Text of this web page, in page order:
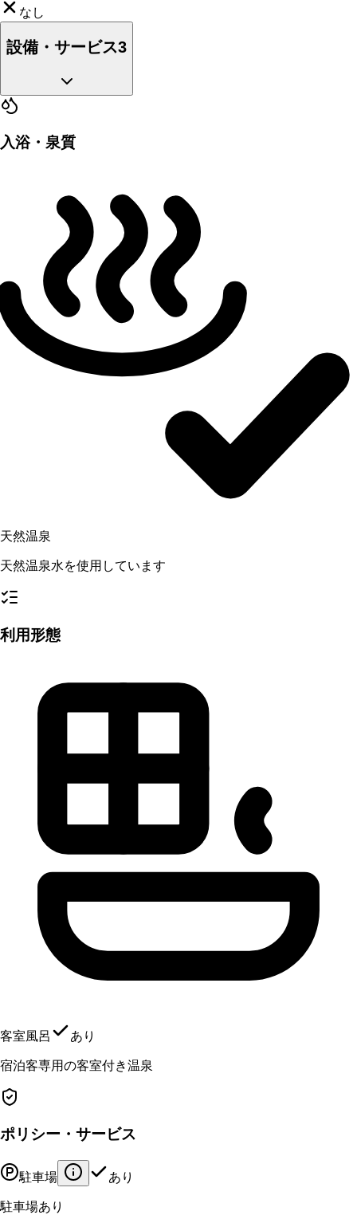
なし
設備・サービス3
入浴・泉質
天然温泉
天然温泉水を使用しています
利用形態
客室風呂 あり
宿泊客専用の客室付き温泉
ポリシー・サービス
駐車場 あり
駐車場あり